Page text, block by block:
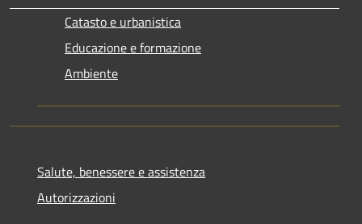
Catasto e urbanistica
Educazione e formazione
Ambiente
Salute, benessere e assistenza
Autorizzazioni